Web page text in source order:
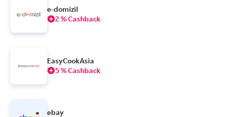
e-domizil
2 % Cashback
EasyCookAsia
5 % Cashback
ebay